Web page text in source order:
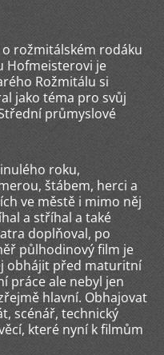
rožmitálském rodáku
Hofmeisterovi je
Rožmitálu si
jako téma pro svůj
průmyslové
roku,
štábem, herci a
ve městě i mimo něj
a stříhal a také
doplňoval, po
půlhodinový film je
obhájit před maturitní
práce ale nebyl jen
hlavní. Obhajovat
scénář, technický
které nyní k filmům